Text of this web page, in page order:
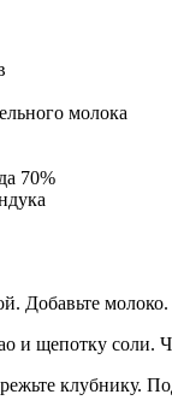
молока
70%
Добавьте
и щепотку соли.
клубнику.